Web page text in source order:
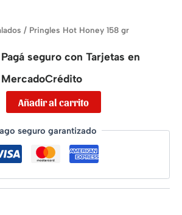
/ Pringles Hot Honey 158 gr
Pagá seguro con Tarjetas en
Añadir al carrito
seguro garantizado